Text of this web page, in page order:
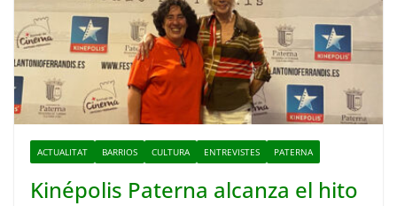
ACTUALITAT BARRIOS CULTURA ENTREVISTES PATERNA
Kinépolis Paterna alcanza el hito